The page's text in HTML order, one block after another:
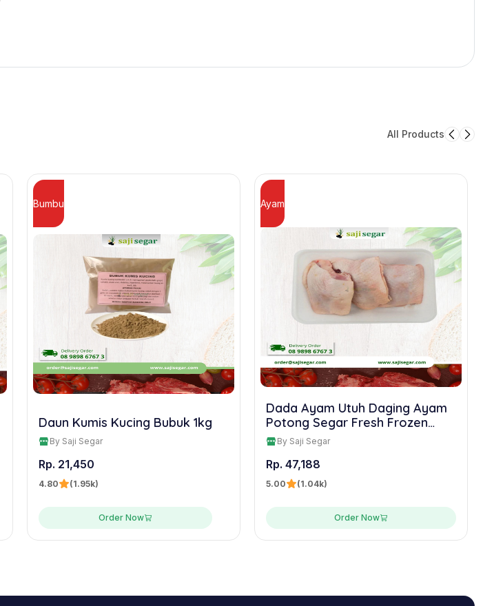
All Products
Bumbu
Daun Kumis Kucing Bubuk 1kg
By Saji Segar
Rp. 21,450
4.80 (1.95k)
Order Now
Ayam
Dada Ayam Utuh Daging Ayam
Potong Segar Fresh Frozen
Chicken Murah
By Saji Segar
Rp. 47,188
5.00 (1.04k)
Order Now